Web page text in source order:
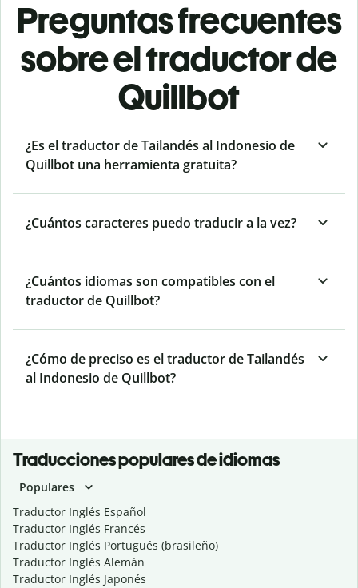
Preguntas frecuentes
sobre el traductor de
Quillbot
¿Es el traductor de Tailandés al Indonesio de
Quillbot una herramienta gratuita?
¿Cuántos caracteres puedo traducir a la vez?
¿Cuántos idiomas son compatibles con el
traductor de Quillbot?
¿Cómo de preciso es el traductor de Tailandés
al Indonesio de Quillbot?
Traducciones populares de idiomas
Populares
Traductor Inglés Español
Traductor Inglés Francés
Traductor Inglés Portugués (brasileño)
Traductor Inglés Alemán
Traductor Inglés Japonés